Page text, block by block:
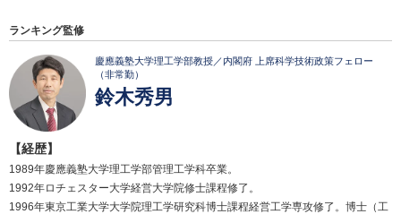
ランキング監修
慶應義塾大学理工学部教授／内閣府 上席科学技術政策フェロー
（非常勤）
鈴木秀男
【経歴】
1989年慶應義塾大学理工学部管理工学科卒業。
1992年ロチェスター大学経営大学院修士課程修了。
1996年東京工業大学大学院理工学研究科博士課程経営工学専攻修了。博士（工